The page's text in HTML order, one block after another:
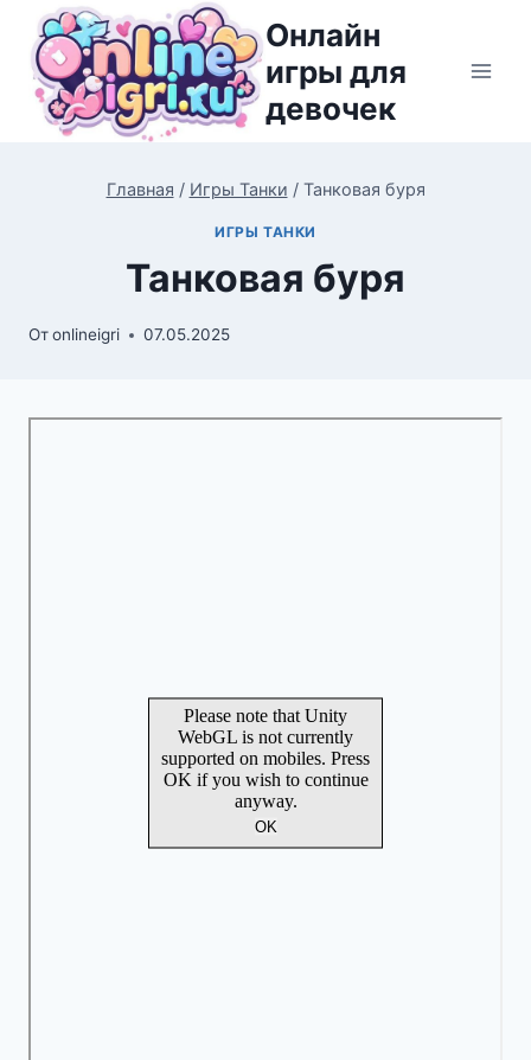
Перейти
содержимому
Онлайн
игры для
девочек
Главная / Игры Танки / Танковая буря
ИГРЫ ТАНКИ
Танковая буря
Отonlineigri 07.05.2025